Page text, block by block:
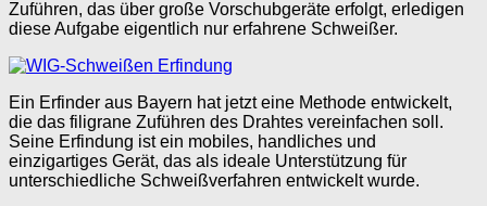
Zuführen, das über große Vorschubgeräte erfolgt, erledigen
diese Aufgabe eigentlich nur erfahrene Schweißer.
Ein Erfinder aus Bayern hat jetzt eine Methode entwickelt,
die das filigrane Zuführen des Drahtes vereinfachen soll.
Seine Erfindung ist ein mobiles, handliches und
einzigartiges Gerät, das als ideale Unterstützung für
unterschiedliche Schweißverfahren entwickelt wurde.